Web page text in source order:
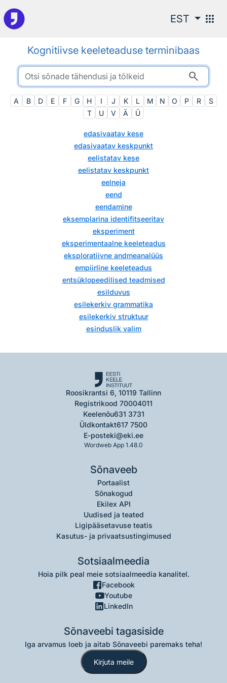
Otsingu juurde
EST apps
Kognitiivse keeleteaduse terminibaas
search
A B D E F G H I J K L M N O P R
S
T
U V Ä Ü
edasivaatav kese
edasivaatav keskpunkt
eelistatav kese
eelistatav keskpunkt
eelneja
eend
eendamine
eksemplarina identifitseeritav
eksperiment
eksperimentaalne keeleteadus
eksploratiivne andmeanalüüs
empiirline keeleteadus
entsüklopeedilised teadmised
esilduvus
esilekerkiv grammatika
esilekerkiv struktuur
esinduslik valim
Roosikrantsi 6, 10119 Tallinn
Registrikood 70004011
Keelenõu631 3731
Üldkontakt617 7500
E-posteki@eki.ee
Wordweb App 1.48.0
Sõnaveeb
Portaalist
Sõnakogud
Ekilex API
Uudised ja teated
Ligipääsetavuse teatis
Kasutus- ja privaatsustingimused
Sotsiaalmeedia
Hoia pilk peal meie sotsiaalmeedia kanalitel.
Facebook
Youtube
LinkedIn
Sõnaveebi tagasiside
Iga arvamus loeb ja aitab Sõnaveebi paremaks teha!
Kirjuta meile